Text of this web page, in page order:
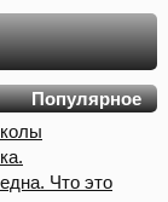
Популярное
Что это